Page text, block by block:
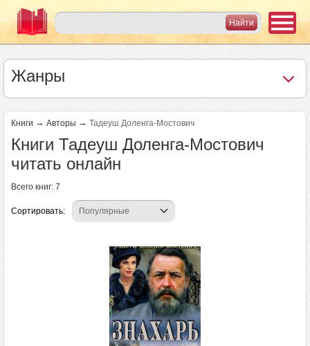
Жанры
Книги → Авторы → Тадеуш Доленга-Мостович
Книги Тадеуш Доленга-Мостович
читать онлайн
Всего книг: 7
Сортировать: